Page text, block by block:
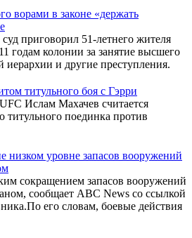
ворами в законе «держать
приговорил 51-летнего жителя
годам колонии за занятие высшего
и другие преступления.
титульного боя с Гэрри
Ислам Махачев считается
титульного поединка против
уровне запасов вооружений
сокращением запасов вооружений
сообщает ABC News со ссылкой
его словам, боевые действия